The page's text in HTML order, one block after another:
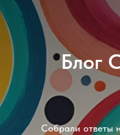
Блог
Собрали ответы